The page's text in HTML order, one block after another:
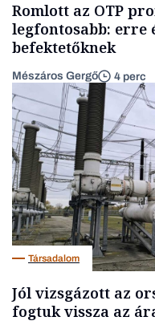
Romlott az OTP
legfontosabb: erre
befektetőknek
Mészáros Gergő 4 perc
Társadalom
Jól vizsgázott az
fogtuk vissza az